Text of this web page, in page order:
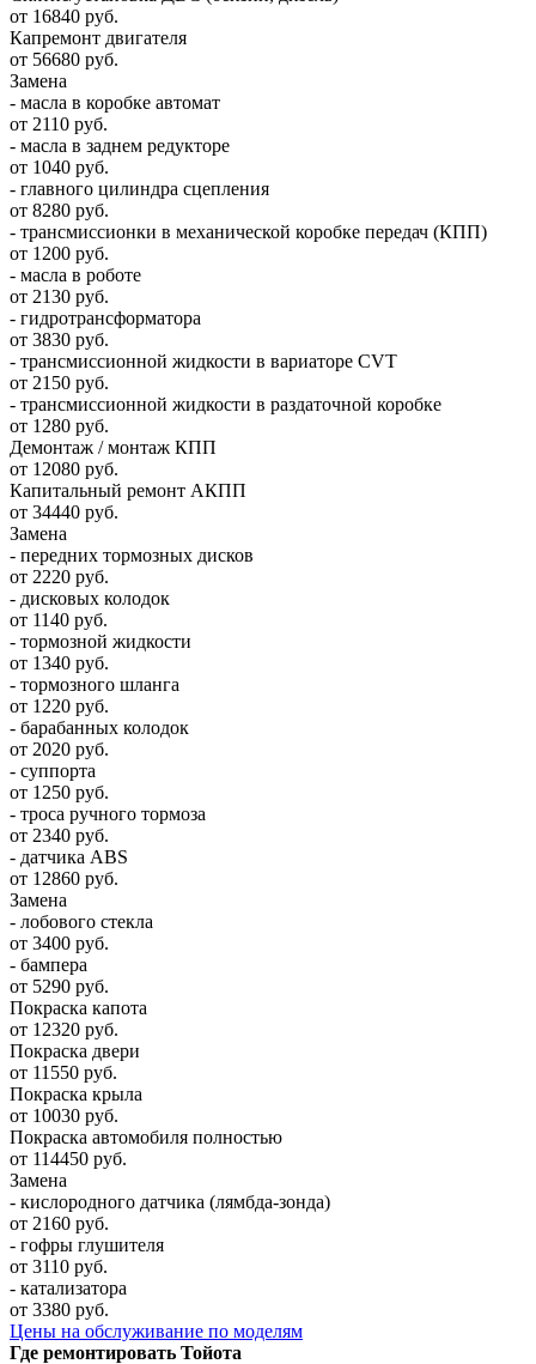
от 16840 руб.
Капремонт двигателя
от 56680 руб.
Замена
- масла в коробке автомат
от 2110 руб.
- масла в заднем редукторе
от 1040 руб.
- главного цилиндра сцепления
от 8280 руб.
- трансмиссионки в механической коробке передач (КПП)
от 1200 руб.
- масла в роботе
от 2130 руб.
- гидротрансформатора
от 3830 руб.
- трансмиссионной жидкости в вариаторе CVT
от 2150 руб.
- трансмиссионной жидкости в раздаточной коробке
от 1280 руб.
Демонтаж / монтаж КПП
от 12080 руб.
Капитальный ремонт АКПП
от 34440 руб.
Замена
- передних тормозных дисков
от 2220 руб.
- дисковых колодок
от 1140 руб.
- тормозной жидкости
от 1340 руб.
- тормозного шланга
от 1220 руб.
- барабанных колодок
от 2020 руб.
- суппорта
от 1250 руб.
- троса ручного тормоза
от 2340 руб.
- датчика ABS
от 12860 руб.
Замена
- лобового стекла
от 3400 руб.
- бампера
от 5290 руб.
Покраска капота
от 12320 руб.
Покраска двери
от 11550 руб.
Покраска крыла
от 10030 руб.
Покраска автомобиля полностью
от 114450 руб.
Замена
- кислородного датчика (лямбда-зонда)
от 2160 руб.
- гофры глушителя
от 3110 руб.
- катализатора
от 3380 руб.
Цены на обслуживание по моделям
Где ремонтировать Тойота